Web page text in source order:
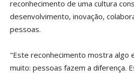
reconhecimento de uma cultura
desenvolvimento, inovação,
pessoas.
"Este reconhecimento mostra algo
muito: pessoas fazem a diferença.